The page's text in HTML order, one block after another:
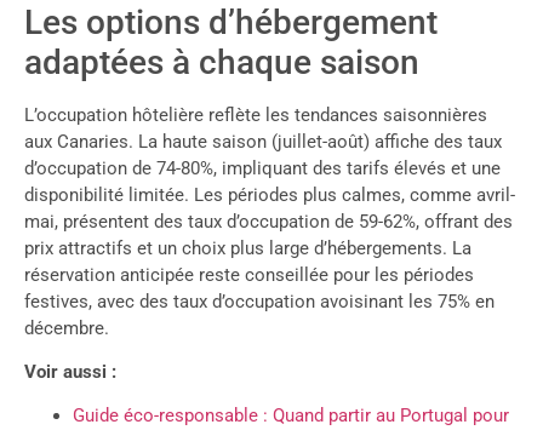
Les options d’hébergement
adaptées à chaque saison
L’occupation hôtelière reflète les tendances saisonnières
aux Canaries. La haute saison (juillet-août) affiche des taux
d’occupation de 74-80%, impliquant des tarifs élevés et une
disponibilité limitée. Les périodes plus calmes, comme avril-
mai, présentent des taux d’occupation de 59-62%, offrant des
prix attractifs et un choix plus large d’hébergements. La
réservation anticipée reste conseillée pour les périodes
festives, avec des taux d’occupation avoisinant les 75% en
décembre.
Voir aussi :
Guide éco-responsable : Quand partir au Portugal pour